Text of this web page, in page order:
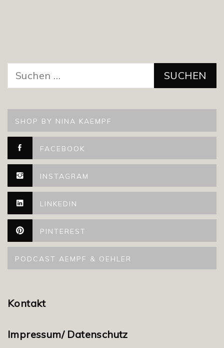
nach:
SHOP BY NINA KAEMPF
FACEBOOK
INSTAGRAM
LINKEDIN
PINTEREST
PODCAST AEMPF & OEHLER
Kontakt
Impressum/ Datenschutz